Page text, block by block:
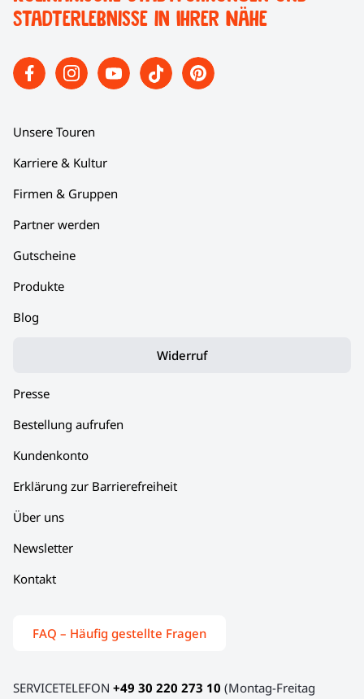
Stadterlebnisse in Ihrer Nähe
Unsere Touren
Karriere & Kultur
Firmen & Gruppen
Partner werden
Gutscheine
Produkte
Blog
Widerruf
Presse
Bestellung aufrufen
Kundenkonto
Erklärung zur Barrierefreiheit
Über uns
Newsletter
Kontakt
FAQ – Häufig gestellte Fragen
SERVICETELEFON +49 30 220 273 10 (Montag-Freitag